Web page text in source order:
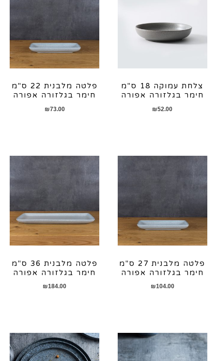
צלחת עמוקה 18 ס"מ
חימר בגלזורה אפורה
₪52.00
פלטה מלבנית 22 ס"מ
חימר בגלזורה אפורה
₪73.00
פלטה מלבנית 27 ס"מ
חימר בגלזורה אפורה
₪104.00
פלטה מלבנית 36 ס"מ
חימר בגלזורה אפורה
₪184.00